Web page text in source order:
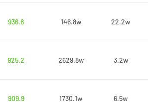
936.6
146.8w 22.2w
925.2
2629.8w 3.2w
909.9
1730.1w 6.5w